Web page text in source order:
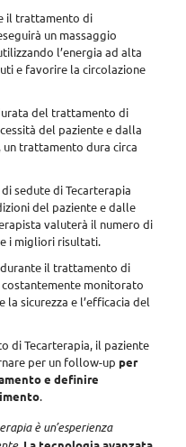
il trattamento di
un massaggio
l’energia ad alta
e favorire la circolazione
del trattamento di
del paziente e dalla
trattamento dura circa
sedute di Tecarterapia
del paziente e dalle
valuterà il numero di
i migliori risultati.
il trattamento di
costantemente monitorato
la sicurezza e l’efficacia del
di Tecarterapia, il paziente
per un follow-up per
e definire
.
è un’esperienza